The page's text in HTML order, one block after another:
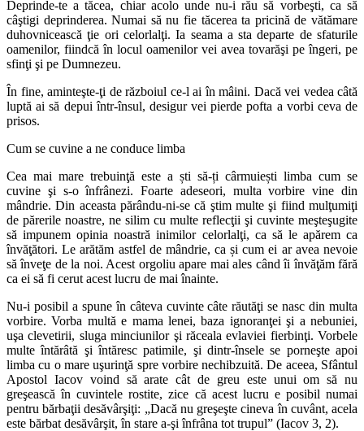
Deprinde-te a tăcea, chiar acolo unde nu-i rău să vorbeşti, ca să
câştigi deprinderea. Numai să nu fie tăcerea ta pricină de vătămare
duhovnicească ţie ori celorlalţi. Ia seama a sta departe de sfaturile
oamenilor, fiindcă în locul oamenilor vei avea tovarăşi pe îngeri, pe
sfinţi şi pe Dumnezeu.
În fine, aminteşte-ţi de războiul ce-l ai în mâini. Dacă vei vedea câtă
luptă ai să depui într-însul, desigur vei pierde pofta a vorbi ceva de
prisos.
Cum se cuvine a ne conduce limba
Cea mai mare trebuinţă este a ști să-ți cârmuiești limba cum se
cuvine şi s-o înfrânezi. Foarte adeseori, multa vorbire vine din
mândrie. Din aceasta părându-ni-se că ştim multe şi fiind mulţumiţi
de părerile noastre, ne silim cu multe reflecţii şi cuvinte meşteşugite
să impunem opinia noastră inimilor celorlalţi, ca să le apărem ca
învăţători. Le arătăm astfel de mândrie, ca și cum ei ar avea nevoie
să înveţe de la noi. Acest orgoliu apare mai ales când îi învăţăm fără
ca ei să fi cerut acest lucru de mai înainte.
Nu-i posibil a spune în câteva cuvinte câte răutăţi se nasc din multa
vorbire. Vorba multă e mama lenei, baza ignoranţei şi a nebuniei,
uşa clevetirii, sluga minciunilor şi răceala evlaviei fierbinţi. Vorbele
multe întărâtă şi întăresc patimile, şi dintr-însele se porneşte apoi
limba cu o mare uşurinţă spre vorbire nechibzuită. De aceea, Sfântul
Apostol Iacov voind să arate cât de greu este unui om să nu
greşească în cuvintele rostite, zice că acest lucru e posibil numai
pentru bărbaţii desăvârşiţi: „Dacă nu greşeşte cineva în cuvânt, acela
este bărbat desăvârşit, în stare a-şi înfrâna tot trupul” (Iacov 3, 2).